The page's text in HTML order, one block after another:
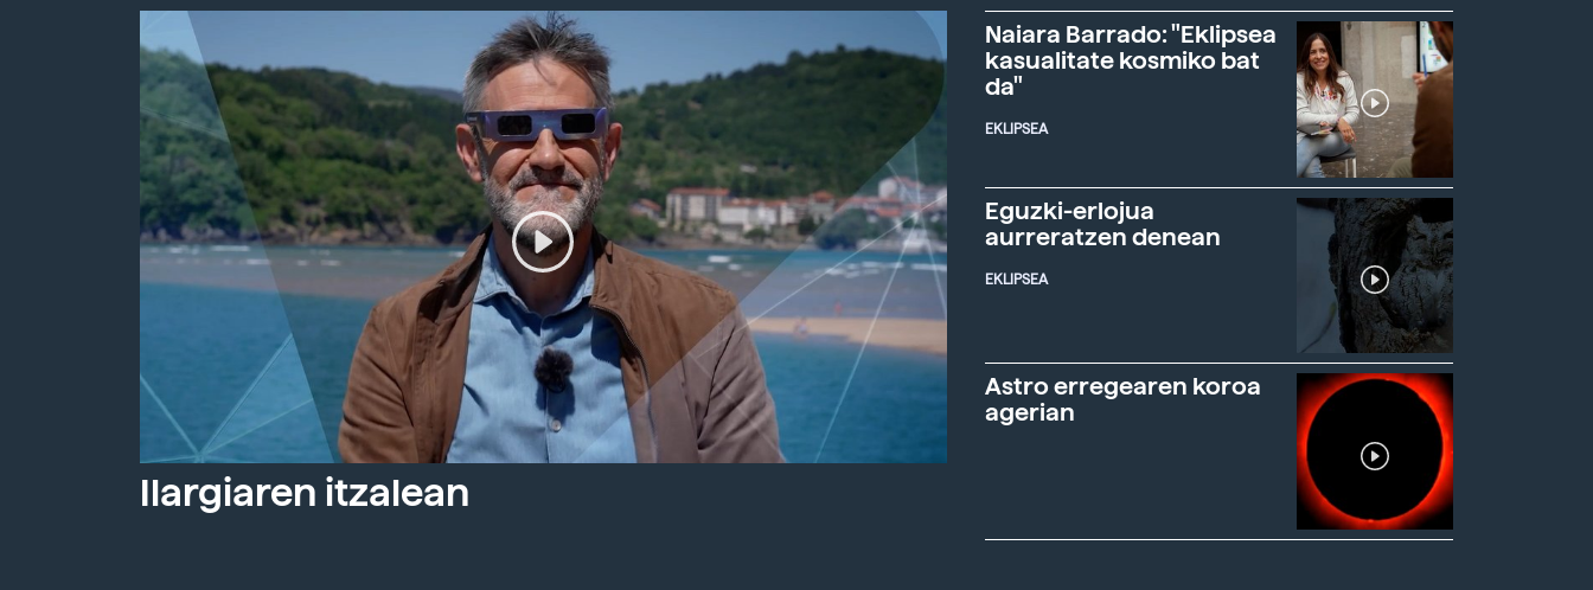
Ilargiaren itzalean
Naiara Barrado: "Eklipsea
kasualitate kosmiko bat
da"
EKLIPSEA
Eguzki-erlojua
aurreratzen denean
EKLIPSEA
Astro erregearen koroa
agerian